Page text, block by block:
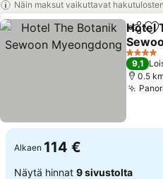
Näin maksut vaikuttavat
Jaa
Hotel
Katso
4
9,1
0.5
Alkaen 114 €
Näytä hinnat 9 sivustolta